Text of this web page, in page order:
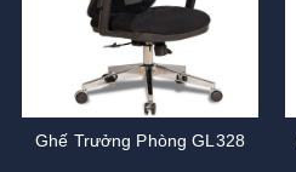
Ghế Trưởng Phòng GL328